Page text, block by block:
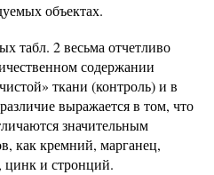
объектах.
табл. 2 весьма отчетливо
содержании
ткани (контроль) и в
выражается в том, что
значительным
как кремний, марганец,
и стронций.